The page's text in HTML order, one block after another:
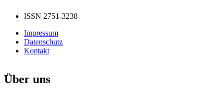
ISSN 2751-3238
Impressum
Datenschutz
Kontakt
Über uns